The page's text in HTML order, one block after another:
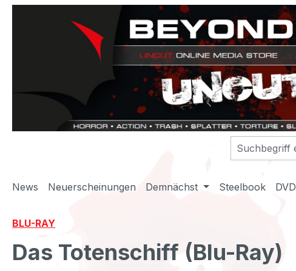
Zur Hauptnavigation springen
News Neuerscheinungen Demnächst Steelbook DVD
BLU-RAY
Das Totenschiff (Blu-Ray)